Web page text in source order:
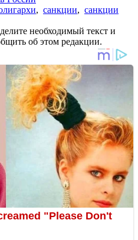
, санкции, санкции
необходимый текст и
об этом редакции.